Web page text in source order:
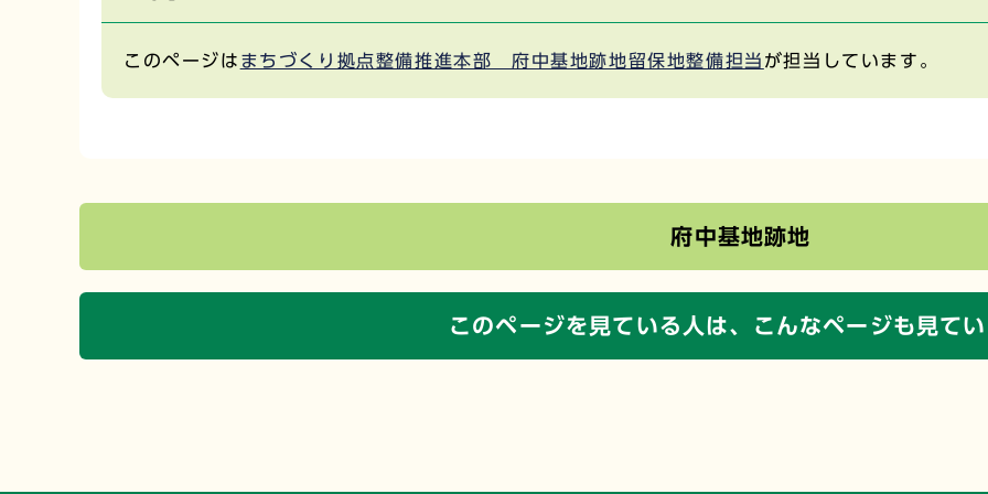
このページは まちづくり拠点整備推進本部 府中基地跡地留保地整備担当 が担当しています。
府中基地跡地
このページを見ている人は、 こんなページも見て